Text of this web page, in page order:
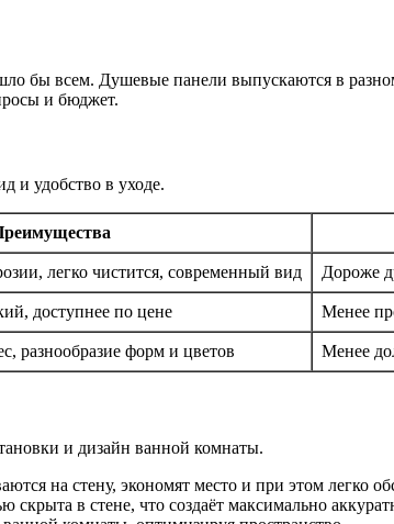
бы всем. Душевые панели выпускаются в
и бюджет.
и удобство в уходе.
легко чистится, современный вид Дороже
доступнее по цене Менее
разнообразие форм и цветов Менее
и дизайн ванной комнаты.
на стену, экономят место и при этом легко
скрыта в стене, что создаёт максимально